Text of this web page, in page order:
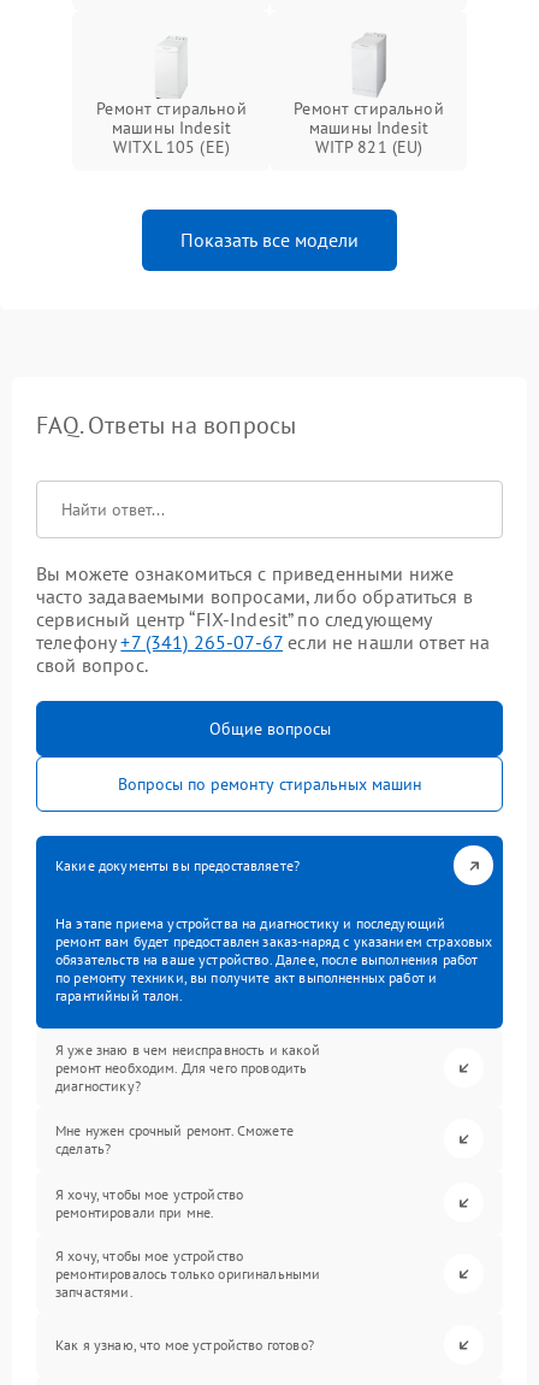
Ремонт стиральной
машины Indesit
WITXL 105 (EE)
Ремонт стиральной
машины Indesit
WITP 821 (EU)
Показать все модели
FAQ. Ответы на вопросы
Вы можете ознакомиться с приведенными ниже
часто задаваемыми вопросами, либо обратиться в
сервисный центр “FIX-Indesit” по следующему
телефону+7 (341) 265-07-67 если не нашли ответ на
свой вопрос.
Общие вопросы
Вопросы по ремонту стиральных машин
Какие документы вы предоставляете?
На этапе приема устройства на диагностику и последующий
ремонт вам будет предоставлен заказ-наряд с указанием страховых
обязательств на ваше устройство. Далее, после выполнения работ
по ремонту техники, вы получите акт выполненных работ и
гарантийный талон.
Я уже знаю в чем неисправность и какой
ремонт необходим. Для чего проводить
диагностику?
Мне нужен срочный ремонт. Сможете
сделать?
Я хочу, чтобы мое устройство
ремонтировали при мне.
Я хочу, чтобы мое устройство
ремонтировалось только оригинальными
запчастями.
Как я узнаю, что мое устройство готово?